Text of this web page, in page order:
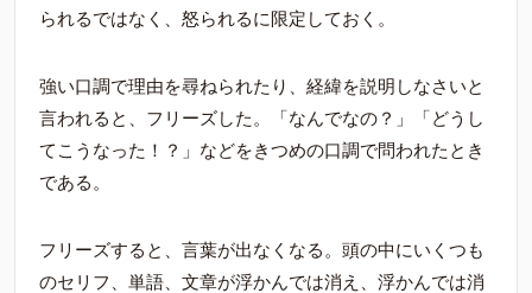
られるではなく、怒られるに限定しておく。
強い口調で理由を尋ねられたり、経緯を説明しなさいと
言われると、フリーズした。「なんでなの？」「どうし
てこうなった！？」などをきつめの口調で問われたとき
である。
フリーズすると、言葉が出なくなる。頭の中にいくつも
のセリフ、単語、文章が浮かんでは消え、浮かんでは消